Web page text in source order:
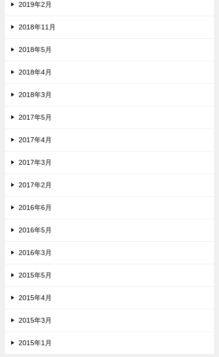
2019年2月
2018年11月
2018年5月
2018年4月
2018年3月
2017年5月
2017年4月
2017年3月
2017年2月
2016年6月
2016年5月
2016年3月
2015年5月
2015年4月
2015年3月
2015年1月